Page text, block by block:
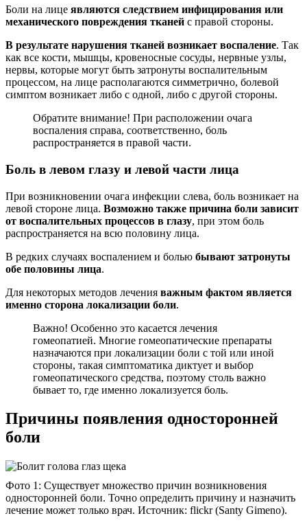
Боли на лице являются следствием инфицирования или
механического повреждения тканей с правой стороны.
В результате нарушения тканей возникает воспаление. Так
как все кости, мышцы, кровеносные сосуды, нервные узлы,
нервы, которые могут быть затронуты воспалительным
процессом, на лице располагаются симметрично, болевой
симптом возникает либо с одной, либо с другой стороны.
Обратите внимание! При расположении очага
воспаления справа, соответственно, боль
распространяется в правой части.
Боль в левом глазу и левой части лица
При возникновении очага инфекции слева, боль возникает на
левой стороне лица. Возможно также причина боли зависит
от воспалительных процессов в глазу, при этом боль
распространяется на всю половину лица.
В редких случаях воспалением и болью бывают затронуты
обе половины лица.
Для некоторых методов лечения важным фактом является
именно сторона локализации боли.
Важно! Особенно это касается лечения
гомеопатией. Многие гомеопатические препараты
назначаются при локализации боли с той или иной
стороны, такая симптоматика диктует и выбор
гомеопатического средства, поэтому столь важно
бывает то, где именно локализуется боль.
Причины появления односторонней
боли
Фото 1: Существует множество причин возникновения
односторонней боли. Точно определить причину и назначить
лечение может только врач. Источник: flickr (Santy Gimeno).